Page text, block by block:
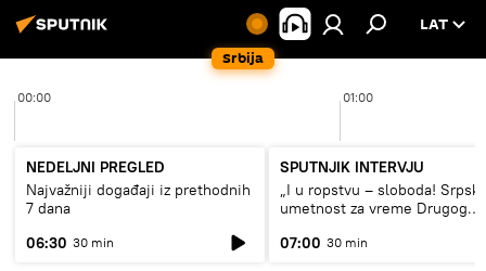
Srbija
LAT
00:00 01:00
NEDELJNI PREGLED
Najvažniji događaji iz prethodnih
7 dana
06:30 30 min
SPUTNJIK INTERVJU
„I u ropstvu – sloboda! Srpska
umetnost za vreme Drugog
07:00 30 min